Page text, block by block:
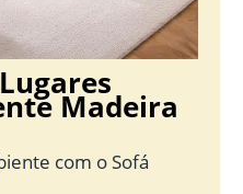
Madeira
com o Sofá